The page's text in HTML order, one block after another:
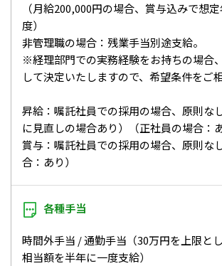
（月給200,000円の場合、賞与込みで想
度）
非管理職の場合：残業手当別途支給。
※経理部門での実務経験をお持ちの場合
して決定いたしますので、希望条件をご
昇給：嘱託社員での採用の場合、原則な
に見直しの場合あり）（正社員の場合：あ
賞与：嘱託社員での採用の場合、原則な
合：あり）
各種手当
時間外手当 / 通勤手当（30万円を上限と
相当額を半年に一度支給）